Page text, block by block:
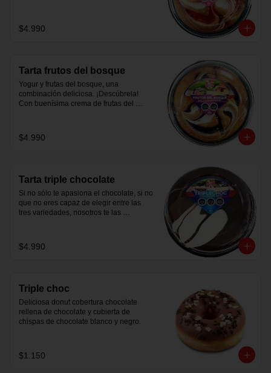
$4.990
Tarta frutos del bosque
Yogur y frutas del bosque, una
combinación deliciosa. ¡Descúbrela!
Con buenísima crema de frutas del
$4.990
Tarta triple chocolate
Si no sólo te apasiona el chocolate, si no
que no eres capaz de elegir entre las
tres variedades, nosotros te las
crema de cacao negro, de cacao con
leche y blanca.
$4.990
Triple choc
Deliciosa donut cobertura chocolate
rellena de chocolate y cubierta de
chispas de chocolate blanco y negro.
$1.150